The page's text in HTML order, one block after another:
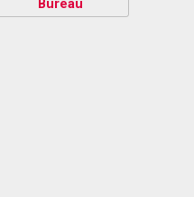
Bureau